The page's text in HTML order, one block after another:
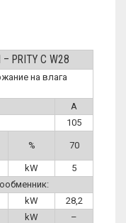
C W28
на влага
A
105
% 70
kW
5
kW
28,2
kW
–